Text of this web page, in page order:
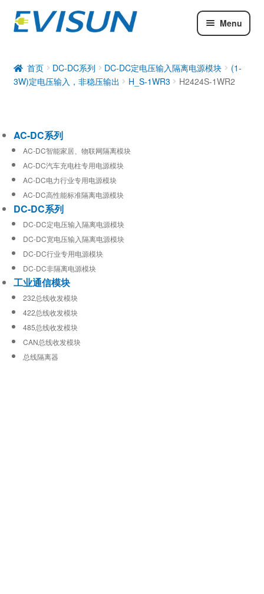
Menu
DC-DC系列
工业通信模块
首页 DC-DC系列 DC-DC定电压输入隔离电源模块
(1-
3W)定电压输入，非稳压输出
H_S-1WR3 H2424S-1WR2
AC-DC系列
AC-DC智能家居、物联网隔离模块
AC-DC汽车充电柱专用电源模块
AC-DC电力行业专用电源模块
AC-DC高性能标准隔离电源模块
DC-DC系列
DC-DC定电压输入隔离电源模块
DC-DC宽电压输入隔离电源模块
DC-DC行业专用电源模块
DC-DC非隔离电源模块
工业通信模块
232总线收发模块
422总线收发模块
485总线收发模块
CAN总线收发模块
总线隔离器